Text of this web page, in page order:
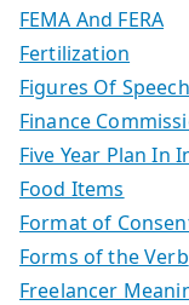
FEMA And FERA
Fertilization
Figures Of Speech
Finance
Five Year Plan In
Food Items
Format of
Forms of the Verb
Freelancer